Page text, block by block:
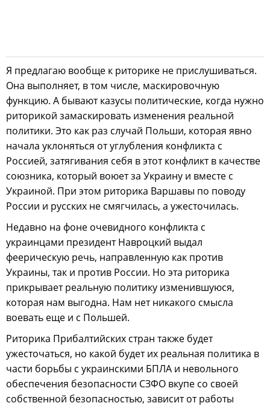
Я предлагаю вообще к риторике не прислушиваться.
Она выполняет, в том числе, маскировочную
функцию. А бывают казусы политические, когда нужно
риторикой замаскировать изменения реальной
политики. Это как раз случай Польши, которая явно
начала уклоняться от углубления конфликта с
Россией, затягивания себя в этот конфликт в качестве
союзника, который воюет за Украину и вместе с
Украиной. При этом риторика Варшавы по поводу
России и русских не смягчилась, а ужесточилась.
Недавно на фоне очевидного конфликта с
украинцами президент Навроцкий выдал
феерическую речь, направленную как против
Украины, так и против России. Но эта риторика
прикрывает реальную политику изменившуюся,
которая нам выгодна. Нам нет никакого смысла
воевать еще и с Польшей.
Риторика Прибалтийских стран также будет
ужесточаться, но какой будет их реальная политика в
части борьбы с украинскими БПЛА и невольного
обеспечения безопасности СЗФО вкупе со своей
собственной безопасностью, зависит от работы